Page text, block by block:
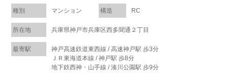
種別 マンション 構造 RC
所在地 兵庫県神戸市兵庫区西多聞通２丁目
最寄駅
神戸高速鉄道東西線 / 高速神戸駅 歩3分
ＪＲ東海道本線 / 神戸駅 歩8分
地下鉄西神・山手線 / 湊川公園駅 歩9分